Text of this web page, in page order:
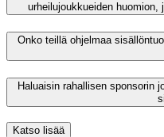
urheilujoukkueiden
Onko teillä ohjelmaa
Haluaisin rahallisen sponsorin
Katso lisää